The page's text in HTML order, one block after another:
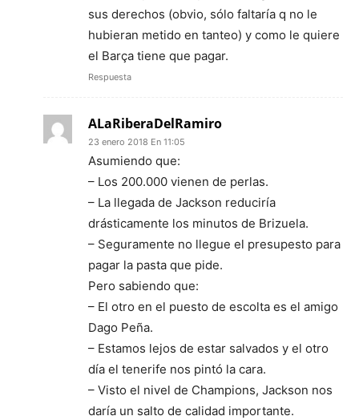
sus derechos (obvio, sólo faltaría q no le
hubieran metido en tanteo) y como le quiere
el Barça tiene que pagar.
Respuesta
ALaRiberaDelRamiro
23 enero 2018 En 11:05
Asumiendo que:
– Los 200.000 vienen de perlas.
– La llegada de Jackson reduciría
drásticamente los minutos de Brizuela.
– Seguramente no llegue el presupesto para
pagar la pasta que pide.
Pero sabiendo que:
– El otro en el puesto de escolta es el amigo
Dago Peña.
– Estamos lejos de estar salvados y el otro
día el tenerife nos pintó la cara.
– Visto el nivel de Champions, Jackson nos
daría un salto de calidad importante.